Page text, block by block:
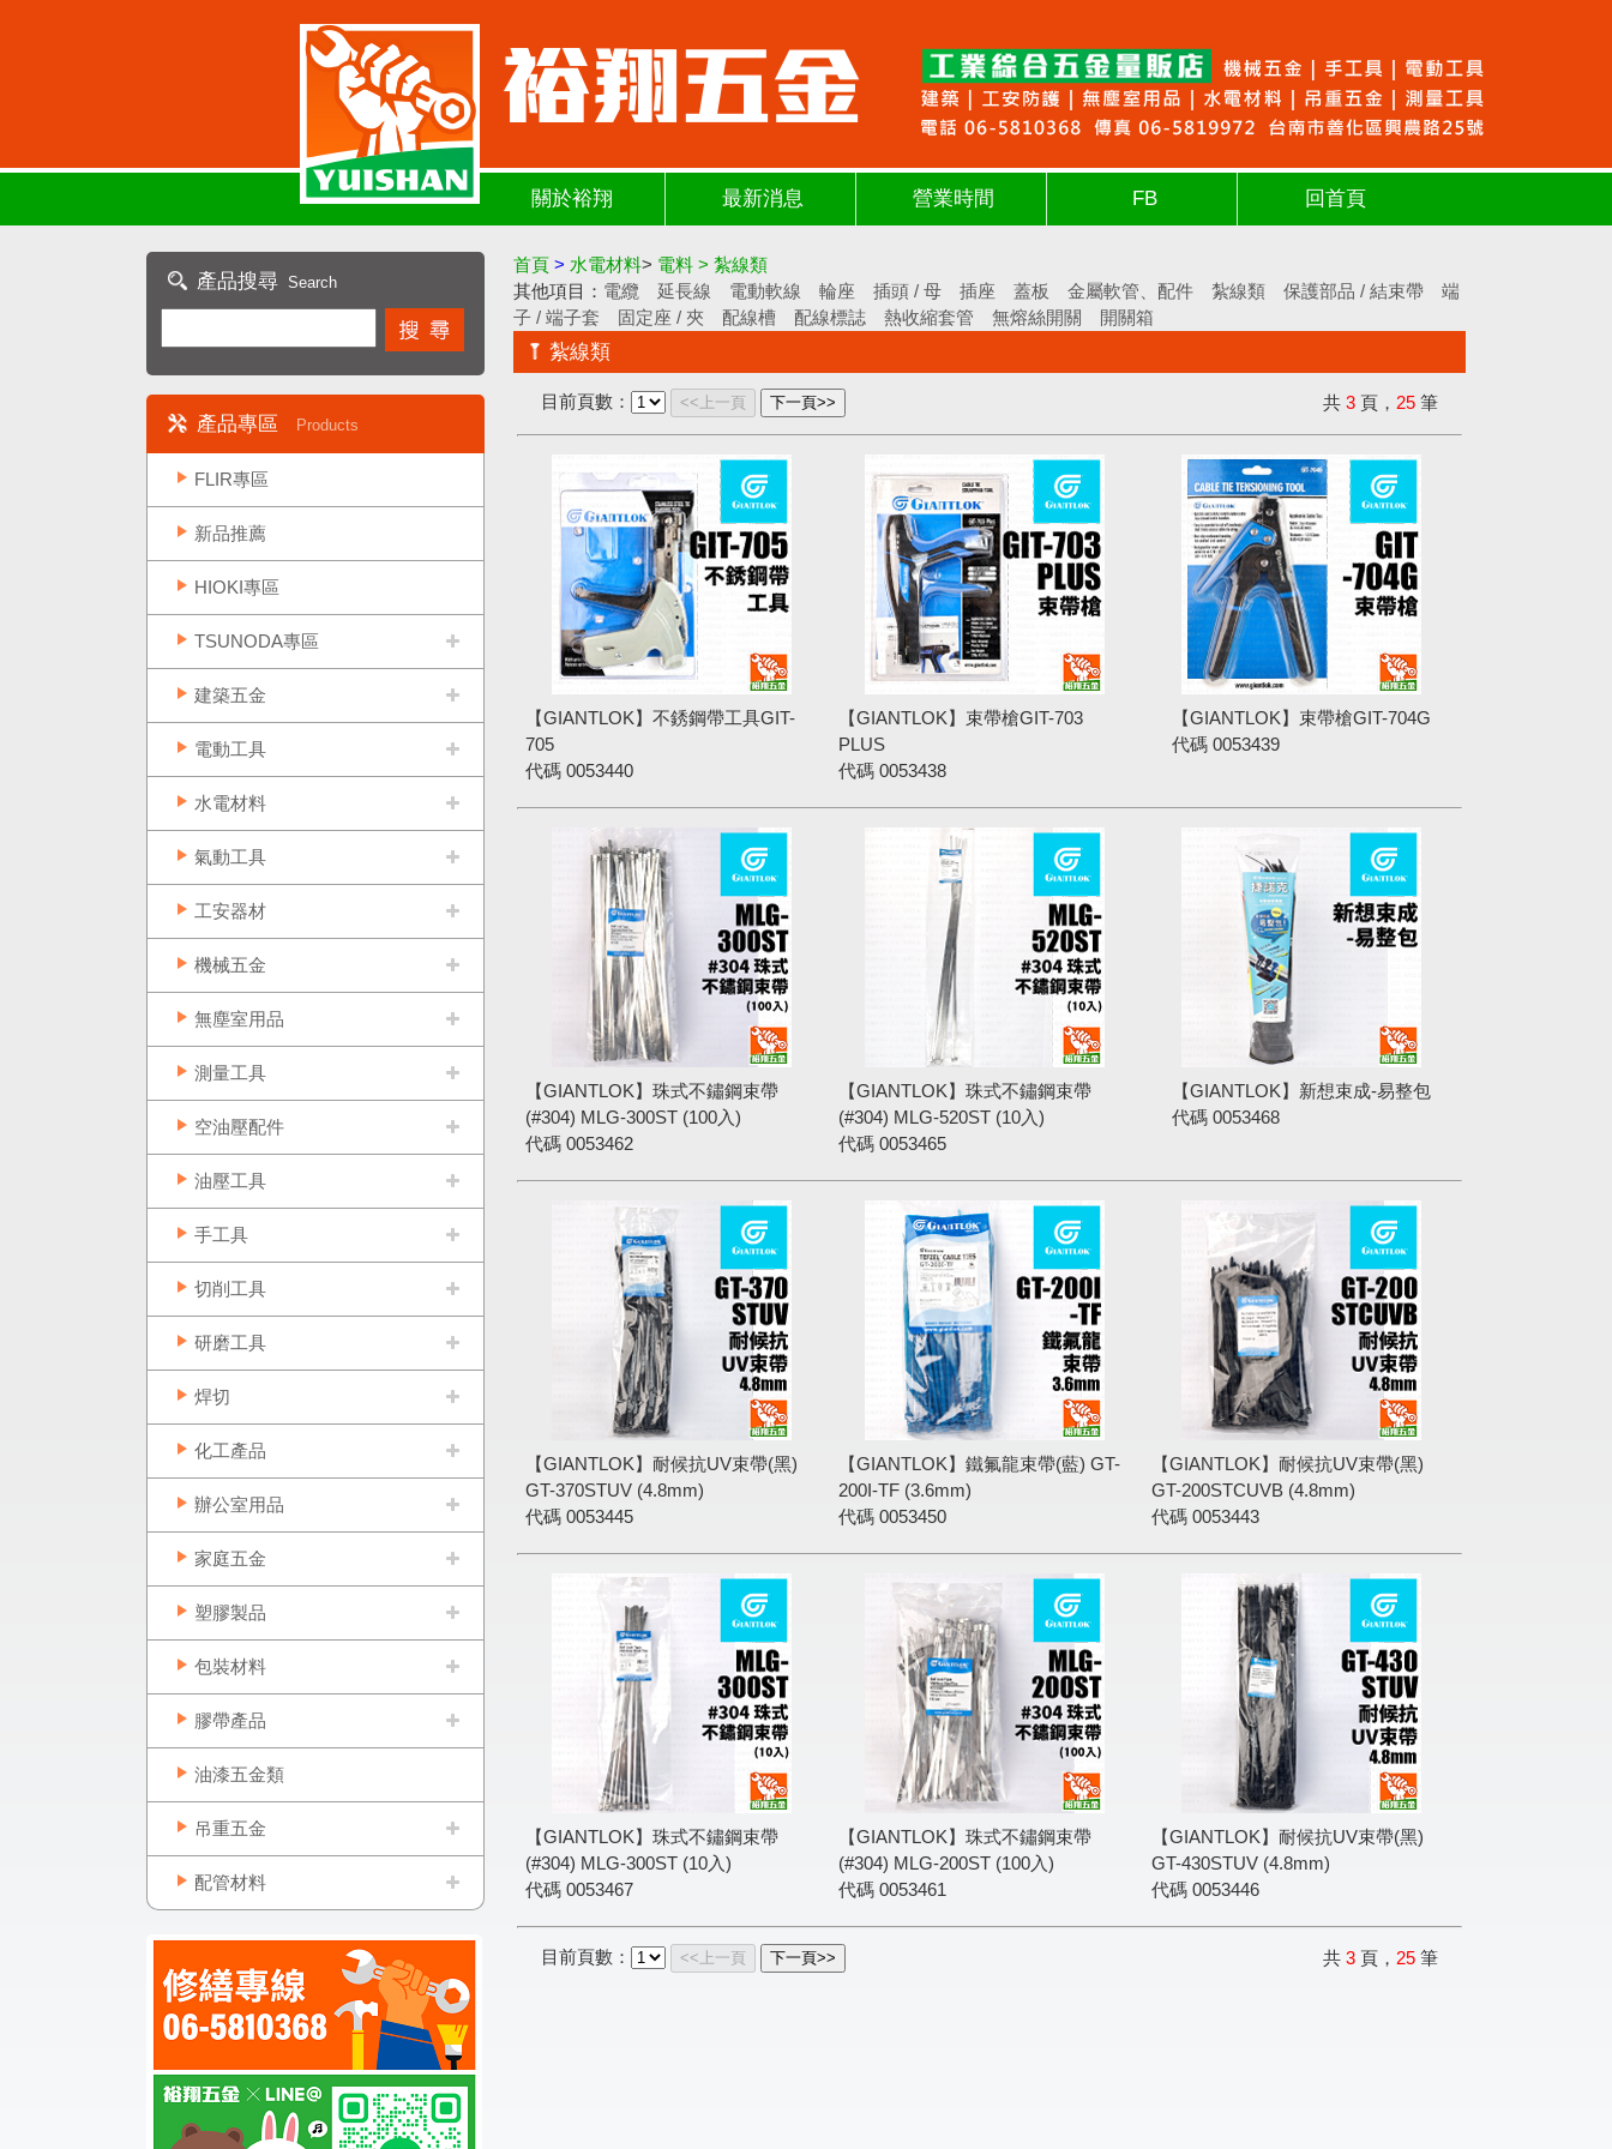
關於裕翔 最新消息 營業時間 FB 回首頁
產品搜尋 Search
產品專區 Products
FLIR專區
新品推薦
HIOKI專區
TSUNODA專區
建築五金
電動工具
水電材料
氣動工具
工安器材
機械五金
無塵室用品
測量工具
空油壓配件
油壓工具
手工具
切削工具
研磨工具
焊切
化工產品
辦公室用品
家庭五金
塑膠製品
包裝材料
膠帶產品
油漆五金類
吊重五金
配管材料
首頁 > 水電材料> 電料 > 紮線類
其他項目： 電纜 延長線 電動軟線 輪座 插頭 / 母 插座 蓋板 金屬軟管、配件 紮線類 保護部品 / 結束帶
端
子 / 端子套
固定座 / 夾 配線槽 配線標誌 熱收縮套管 無熔絲開關 開關箱
紮線類
目前頁數： <<上一頁 下一頁>> 共 3 頁， 25 筆
【GIANTLOK】不銹鋼帶工具GIT-
705
代碼 0053440
【GIANTLOK】束帶槍GIT-703
PLUS
代碼 0053438
【GIANTLOK】束帶槍GIT-704G
代碼 0053439
【GIANTLOK】珠式不鏽鋼束帶
(#304) MLG-300ST (100入)
代碼 0053462
【GIANTLOK】珠式不鏽鋼束帶
(#304) MLG-520ST (10入)
代碼 0053465
【GIANTLOK】新想束成-易整包
代碼 0053468
【GIANTLOK】耐候抗UV束帶(黑)
GT-370STUV (4.8mm)
代碼 0053445
【GIANTLOK】鐵氟龍束帶(藍) GT-
200I-TF (3.6mm)
代碼 0053450
【GIANTLOK】耐候抗UV束帶(黑)
GT-200STCUVB (4.8mm)
代碼 0053443
【GIANTLOK】珠式不鏽鋼束帶
(#304) MLG-300ST (10入)
代碼 0053467
【GIANTLOK】珠式不鏽鋼束帶
(#304) MLG-200ST (100入)
代碼 0053461
【GIANTLOK】耐候抗UV束帶(黑)
GT-430STUV (4.8mm)
代碼 0053446
目前頁數： <<上一頁 下一頁>> 共 3 頁， 25 筆